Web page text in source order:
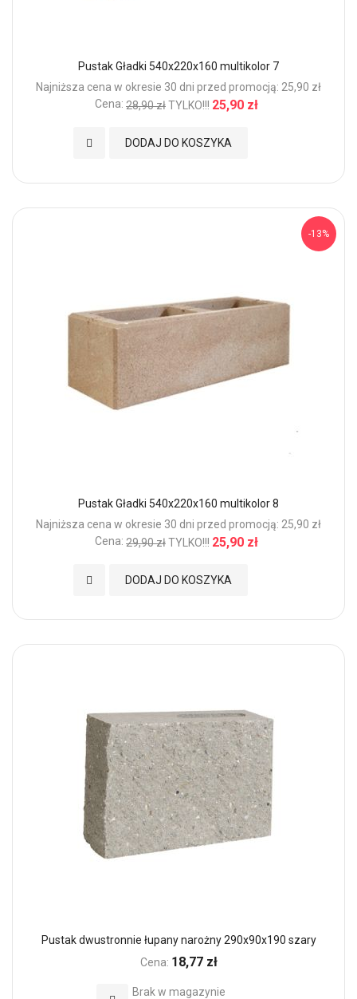
Pustak Gładki 540x220x160 multikolor 7
Najniższa cena w okresie 30 dni przed promocją: 25,90 zł
Cena: 28,90 złTYLKO!!! 25,90 zł
DODAJ DO KOSZYKA
Dodaj do Ulubionych
-13%
Pustak Gładki 540x220x160 multikolor 8
Najniższa cena w okresie 30 dni przed promocją: 25,90 zł
Cena: 29,90 złTYLKO!!! 25,90 zł
DODAJ DO KOSZYKA
Dodaj do Ulubionych
Pustak dwustronnie łupany narożny 290x90x190 szary
Cena: 18,77 zł
Brak w magazynie